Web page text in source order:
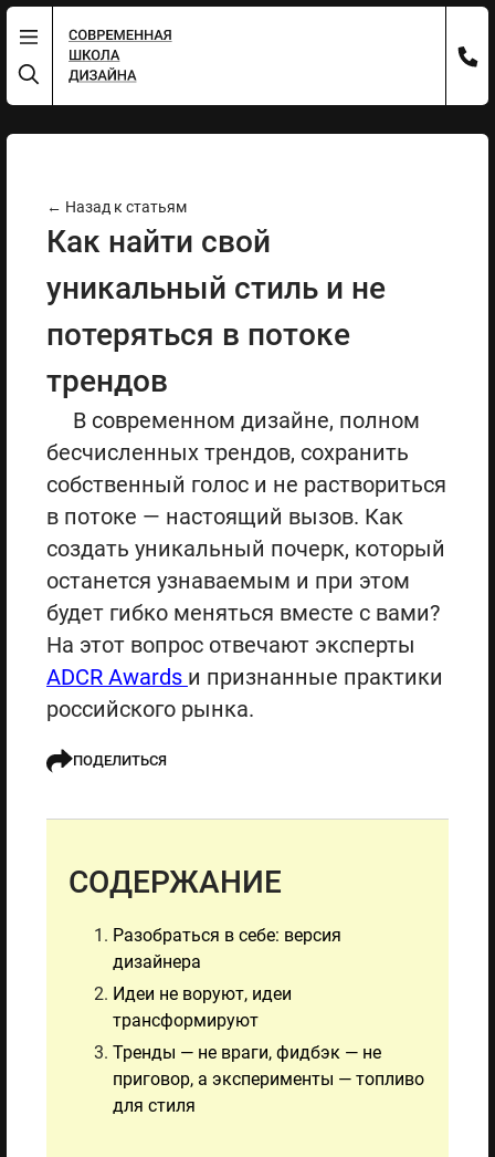
← Назад к статьям
Как найти свой
уникальный стиль и не
потеряться в потоке
трендов
В современном дизайне, полном
бесчисленных трендов, сохранить
собственный голос и не раствориться
в потоке — настоящий вызов. Как
создать уникальный почерк, который
останется узнаваемым и при этом
будет гибко меняться вместе с вами?
На этот вопрос отвечают эксперты
ADCR Awards и признанные практики
российского рынка.
ПОДЕЛИТЬСЯ
СОДЕРЖАНИЕ
Разобраться в себе: версия
дизайнера
Идеи не воруют, идеи
трансформируют
Тренды — не враги, фидбэк — не
приговор, а эксперименты — топливо
для стиля